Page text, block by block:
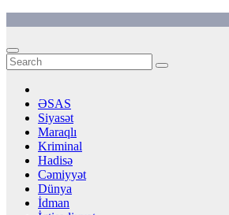
content
ƏSAS
Siyasət
Maraqlı
Kriminal
Hadisə
Cəmiyyət
Dünya
İdman